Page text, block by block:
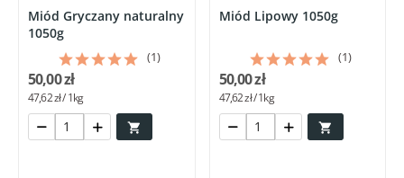
Miód Gryczany naturalny
1050g
(1)

50,00 zł
47,62 zł / 1kg
Miód Lipowy 1050g
(1)

50,00 zł
47,62 zł / 1kg